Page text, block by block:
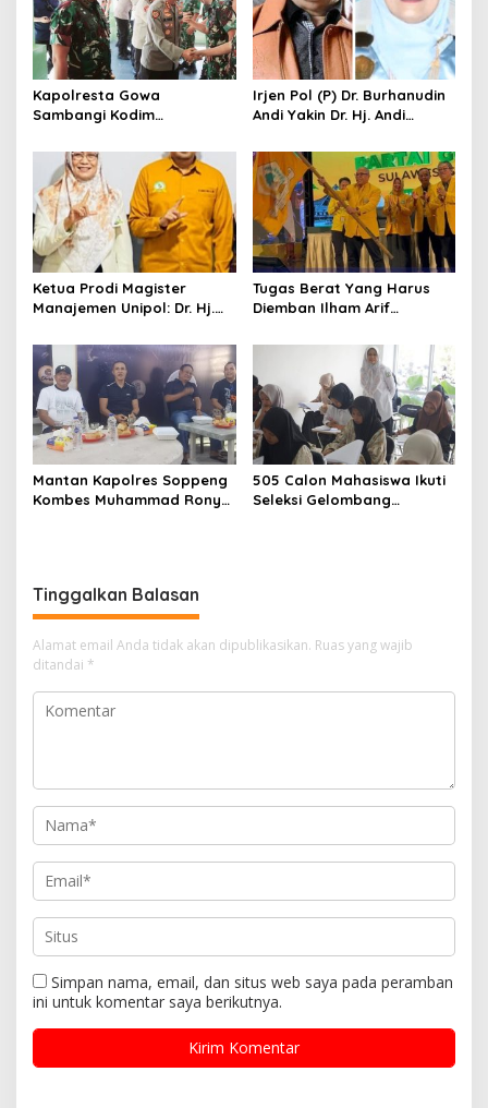
p
o
s
Kapolresta Gowa
Sambangi Kodim
Sinergitas dan Soliditas
TNI-Polri
Irjen Pol (P) Dr. Burhanudin
Andi Yakin Dr. Hj. Andi
Unipol Semakin Unggul
Ketua Prodi Magister
Manajemen Unipol: Dr. Hj.
Bawa Unipol Semakin
Unggul
Tugas Berat Yang Harus
Diemban Ilham Arif
Kebijakan Diskresi Ketum
Mantan Kapolres Soppeng
Kombes Muhammad Rony
505 Calon Mahasiswa Ikuti
Seleksi Gelombang
Tinggalkan Balasan
Alamat email Anda tidak akan dipublikasikan. Ruas yang wajib
ditandai *
Simpan nama, email, dan situs web saya pada peramban
ini untuk komentar saya berikutnya.